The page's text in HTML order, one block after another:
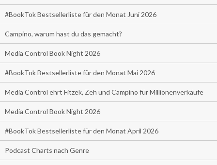
#BookTok Bestsellerliste für den Monat Juni 2026
Campino, warum hast du das gemacht?
Media Control Book Night 2026
#BookTok Bestsellerliste für den Monat Mai 2026
Media Control ehrt Fitzek, Zeh und Campino für Millionenverkäufe
Media Control Book Night 2026
#BookTok Bestsellerliste für den Monat April 2026
Podcast Charts nach Genre